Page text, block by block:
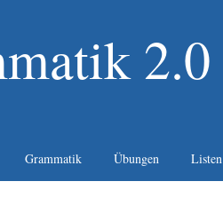
2.0
Grammatik Übungen Listen